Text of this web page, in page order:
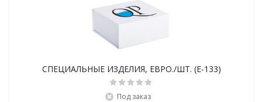
СПЕЦИАЛЬНЫЕ ИЗДЕЛИЯ, ЕВРО./ШТ. (E-133)
Под заказ